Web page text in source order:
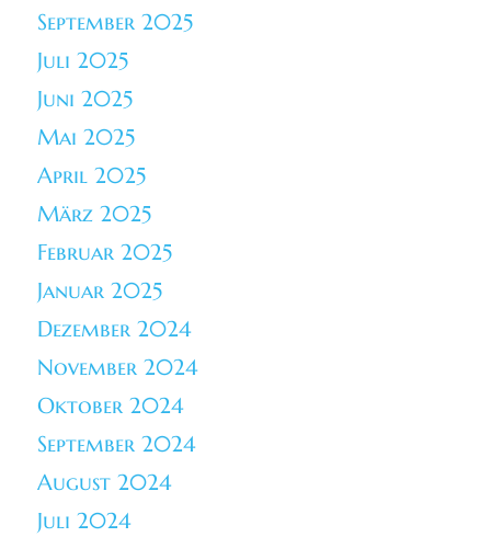
September 2025
Juli 2025
Juni 2025
Mai 2025
April 2025
März 2025
Februar 2025
Januar 2025
Dezember 2024
November 2024
Oktober 2024
September 2024
August 2024
Juli 2024